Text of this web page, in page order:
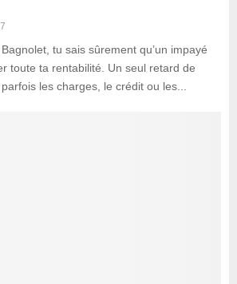
tu sais sûrement qu’un impayé
toute ta rentabilité. Un seul retard de
les charges, le crédit ou les...